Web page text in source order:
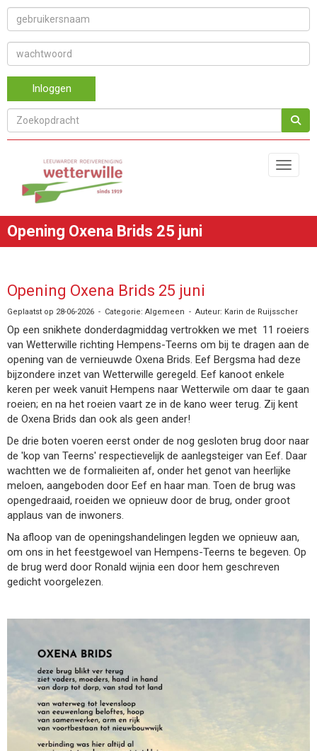
Inloggen
Opening Oxena Brids 25 juni
Opening Oxena Brids 25 juni
Geplaatst op 28-06-2026 - Categorie: Algemeen - Auteur: Karin de Ruijsscher
Op een snikhete donderdagmiddag vertrokken we met 11 roeiers
van Wetterwille richting Hempens-Teerns om bij te dragen aan de
opening van de vernieuwde Oxena Brids. Eef Bergsma had deze
bijzondere inzet van Wetterwille geregeld. Eef kanoot enkele
keren per week vanuit Hempens naar Wetterwile om daar te gaan
roeien; en na het roeien vaart ze in de kano weer terug. Zij kent
de Oxena Brids dan ook als geen ander!
De drie boten voeren eerst onder de nog gesloten brug door naar
de 'kop van Teerns' respectievelijk de aanlegsteiger van Eef. Daar
wachtten we de formalieiten af, onder het genot van heerlijke
meloen, aangeboden door Eef en haar man. Toen de brug was
opengedraaid, roeiden we opnieuw door de brug, onder groot
applaus van de inwoners.
Na afloop van de openingshandelingen legden we opnieuw aan,
om ons in het feestgewoel van Hempens-Teerns te begeven. Op
de brug werd door Ronald wijnia een door hem geschreven
gedicht voorgelezen.